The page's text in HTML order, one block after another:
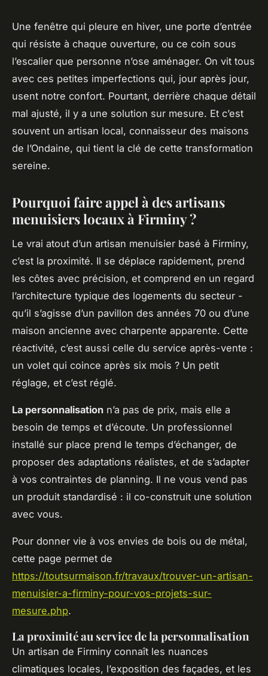
Une fenêtre qui pleure en hiver, une porte d’entrée
qui résiste à chaque ouverture, ou ce coin sous
l’escalier que personne n’ose aménager. On vit tous
avec ces petites imperfections qui, jour après jour,
usent notre confort. Pourtant, derrière chaque détail
mal ajusté, il y a une solution sur mesure. Et c’est
souvent un artisan local, connaisseur des maisons
de l’Ondaine, qui tient la clé de cette transformation
sereine.
Pourquoi faire appel à des artisans
menuisiers locaux à Firminy ?
Le vrai atout d’un artisan menuisier basé à Firminy,
c’est la proximité. Il se déplace rapidement, prend
les côtes avec précision, et comprend en un regard
l’architecture typique des logements du secteur -
qu’il s’agisse d’un pavillon des années 70 ou d’une
maison ancienne avec charpente apparente. Cette
réactivité, c’est aussi celle du service après-vente :
un volet qui coince après six mois ? Un petit
réglage, et c’est réglé.
La personnalisation n’a pas de prix, mais elle a
besoin de temps et d’écoute. Un professionnel
installé sur place prend le temps d’échanger, de
proposer des adaptations réalistes, et de s’adapter
à vos contraintes de planning. Il ne vous vend pas
un produit standardisé : il co-construit une solution
avec vous.
Pour donner vie à vos envies de bois ou de métal,
cette page permet de
https://toutsurmaison.fr/travaux/trouver-un-artisan-
menuisier-a-firminy-pour-vos-projets-sur-
mesure.php.
La proximité au service de la personnalisation
Un artisan de Firminy connaît les nuances
climatiques locales, l’exposition des façades, et les